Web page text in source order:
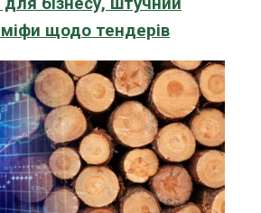
міфи щодо тендерів